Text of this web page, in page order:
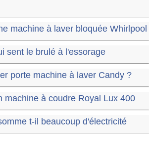
machine à laver bloquée Whirlpool
sent le brulé à l'essorage
porte machine à laver Candy ?
machine à coudre Royal Lux 400
t-il beaucoup d'électricité